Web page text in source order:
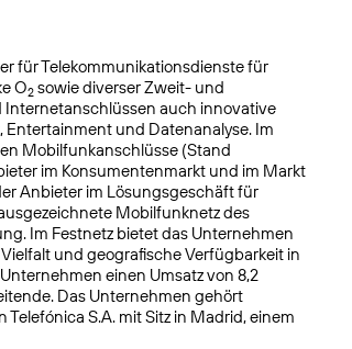
für Telekommunikationsdienste für
O2 sowie diverser Zweit- und
Internetanschlüssen auch innovative
und Datenanalyse. Im
Mobilfunkanschlüsse (Stand
im Konsumentenmarkt und im Markt
Anbieter im Lösungsgeschäft für
Mobilfunknetz des
Im Festnetz bietet das Unternehmen
und geografische Verfügbarkeit in
einen Umsatz von 8,2
Das Unternehmen gehört
S.A. mit Sitz in Madrid, einem